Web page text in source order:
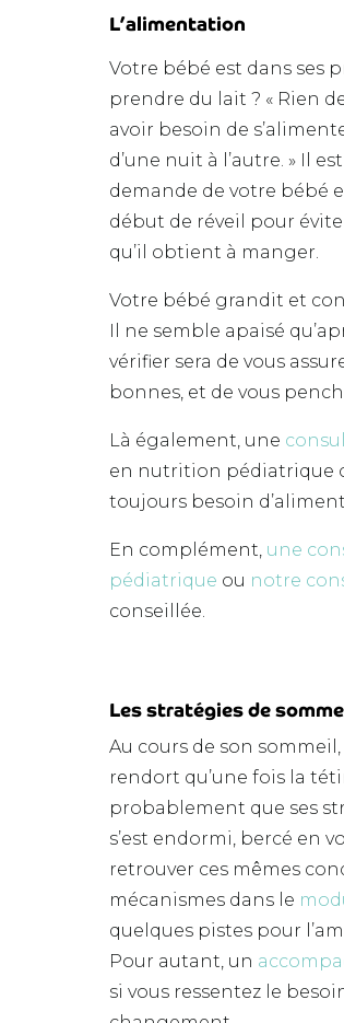
L’alimentation
Votre bébé est dans ses
prendre du lait ? « Rien
avoir besoin de
d’une nuit à l’autre. » Il
demande de votre bébé
début de réveil pour
qu’il obtient à manger.
Votre bébé grandit et
Il ne semble apaisé
vérifier sera de vous
bonnes, et de vous
Là également, une
en nutrition pédiatrique
toujours besoin
En complément, une
pédiatrique ou notre
conseillée.
Les stratégies de
Au cours de son
rendort qu’une fois la
probablement que ses
s’est endormi, bercé en
retrouver ces mêmes
mécanismes dans le
quelques pistes pour
Pour autant, un
si vous ressentez le